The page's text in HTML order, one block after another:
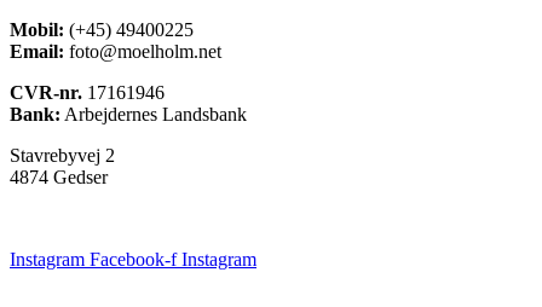
Mobil: (+45) 49400225
Email: foto@moelholm.net
CVR-nr. 17161946
Bank: Arbejdernes Landsbank
Stavrebyvej 2
4874 Gedser
Instagram Facebook-f Instagram